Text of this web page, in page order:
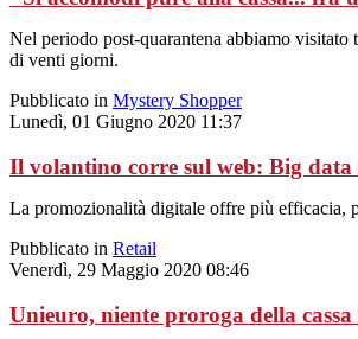
Nel periodo post-quarantena abbiamo
di venti giorni.
Pubblicato in Mystery Shopper
Lunedì, 01 Giugno 2020 11:37
Il volantino corre sul web: Big data
La promozionalità digitale offre più efficacia,
Pubblicato in Retail
Venerdì, 29 Maggio 2020 08:46
Unieuro, niente proroga della